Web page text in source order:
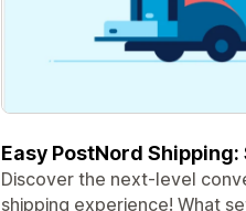
Easy PostNord
Discover the next-level
shipping experience! What